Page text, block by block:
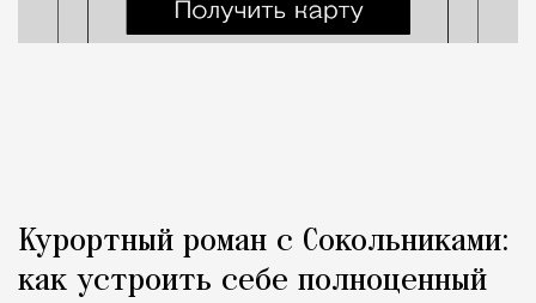
Курортный роман с Сокольниками:
как устроить себе полноценный